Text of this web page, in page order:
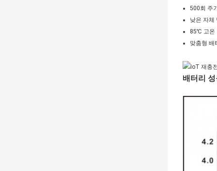
500회 주
낮은 자체
85℃ 고온
맞춤형 배
배터리